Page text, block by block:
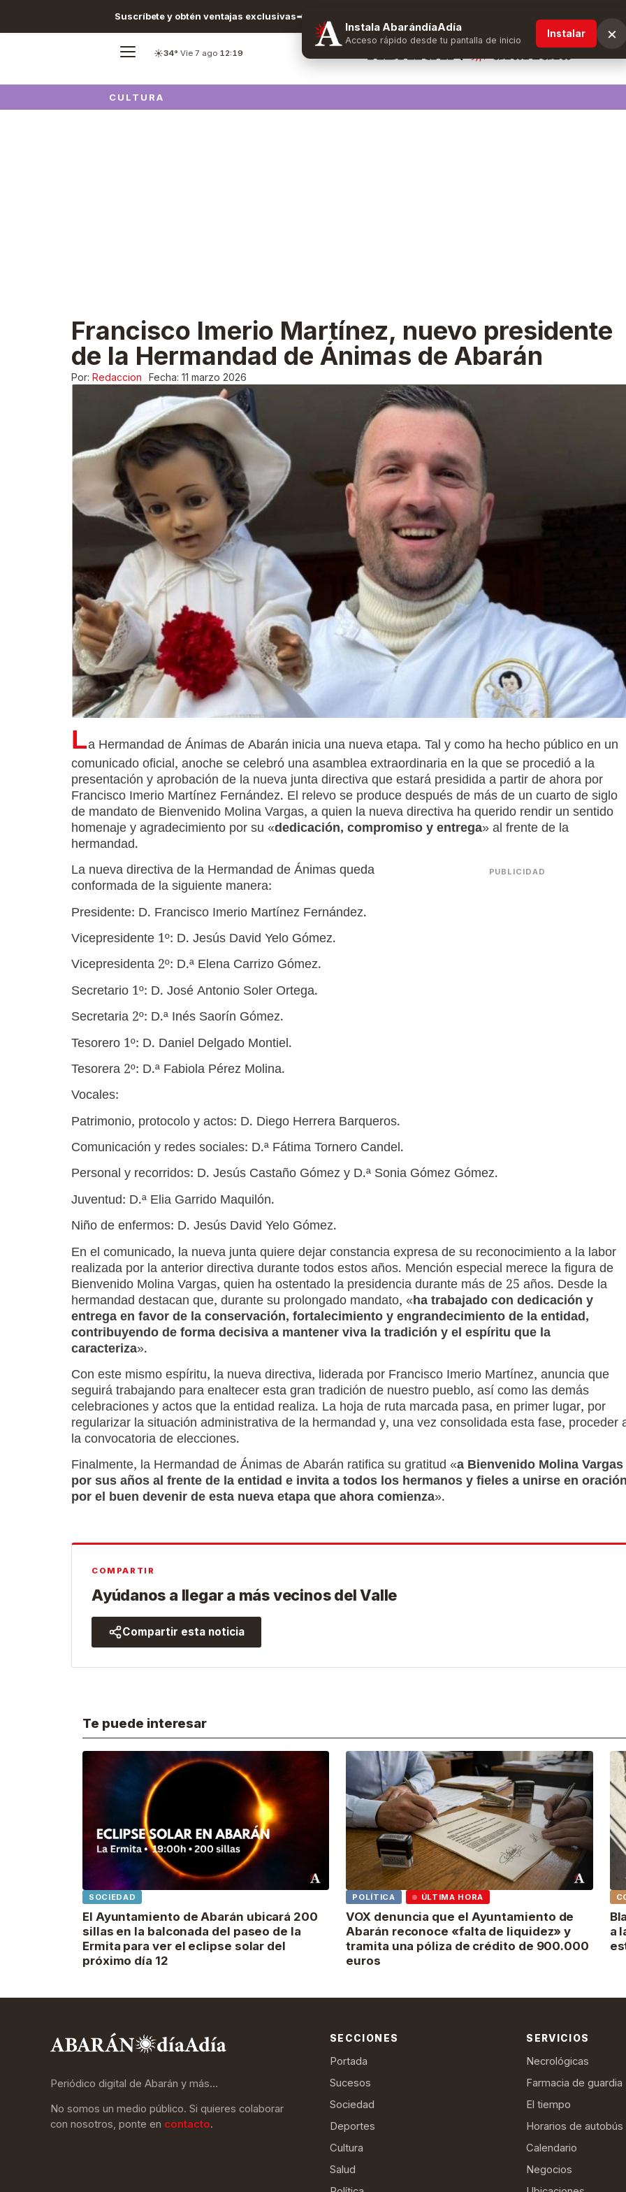
Suscríbete y obtén ventajas exclusivas
☀️34°·Vie 7 ago·12:19
CULTURA
Francisco Imerio Martínez, nuevo presidente
de la Hermandad de Ánimas de Abarán
Por: Redaccion Fecha: 11 marzo 2026
La Hermandad de Ánimas de Abarán inicia una nueva etapa. Tal y como ha hecho público en un
comunicado oficial, anoche se celebró una asamblea extraordinaria en la que se procedió a la
presentación y aprobación de la nueva junta directiva que estará presidida a partir de ahora por
Francisco Imerio Martínez Fernández. El relevo se produce después de más de un cuarto de siglo
de mandato de Bienvenido Molina Vargas, a quien la nueva directiva ha querido rendir un sentido
homenaje y agradecimiento por su «dedicación, compromiso y entrega» al frente de la
hermandad.
PUBLICIDAD
La nueva directiva de la Hermandad de Ánimas queda
conformada de la siguiente manera:
Presidente: D. Francisco Imerio Martínez Fernández.
Vicepresidente 1º: D. Jesús David Yelo Gómez.
Vicepresidenta 2º: D.ª Elena Carrizo Gómez.
Secretario 1º: D. José Antonio Soler Ortega.
Secretaria 2º: D.ª Inés Saorín Gómez.
Tesorero 1º: D. Daniel Delgado Montiel.
Tesorera 2º: D.ª Fabiola Pérez Molina.
Vocales:
Patrimonio, protocolo y actos: D. Diego Herrera Barqueros.
Comunicación y redes sociales: D.ª Fátima Tornero Candel.
Personal y recorridos: D. Jesús Castaño Gómez y D.ª Sonia Gómez Gómez.
Juventud: D.ª Elia Garrido Maquilón.
Niño de enfermos: D. Jesús David Yelo Gómez.
En el comunicado, la nueva junta quiere dejar constancia expresa de su reconocimiento a la labor
realizada por la anterior directiva durante todos estos años. Mención especial merece la figura de
Bienvenido Molina Vargas, quien ha ostentado la presidencia durante más de 25 años. Desde la
hermandad destacan que, durante su prolongado mandato, «ha trabajado con dedicación y
entrega en favor de la conservación, fortalecimiento y engrandecimiento de la entidad,
contribuyendo de forma decisiva a mantener viva la tradición y el espíritu que la
caracteriza».
Con este mismo espíritu, la nueva directiva, liderada por Francisco Imerio Martínez, anuncia que
seguirá trabajando para enaltecer esta gran tradición de nuestro pueblo, así como las demás
celebraciones y actos que la entidad realiza. La hoja de ruta marcada pasa, en primer lugar, por
regularizar la situación administrativa de la hermandad y, una vez consolidada esta fase, proceder
la convocatoria de elecciones.
Finalmente, la Hermandad de Ánimas de Abarán ratifica su gratitud «a Bienvenido Molina Vargas
por sus años al frente de la entidad e invita a todos los hermanos y fieles a unirse en
por el buen devenir de esta nueva etapa que ahora comienza».
COMPARTIR
Ayúdanos a llegar a más vecinos del Valle
Compartir esta noticia
Te puede interesar
SOCIEDAD
El Ayuntamiento de Abarán ubicará 200
sillas en la balconada del paseo de la
Ermita para ver el eclipse solar del
próximo día 12
POLÍTICA ÚLTIMA HORA
VOX denuncia que el Ayuntamiento de
Abarán reconoce «falta de liquidez» y
tramita una póliza de crédito de 900.000
euros
a
Periódico digital de Abarán y más…
No somos un medio público. Si quieres colaborar
con nosotros, ponte en contacto.
SECCIONES
Portada
Sucesos
Sociedad
Deportes
Cultura
Salud
SERVICIOS
Necrológicas
Farmacia de guardia
El tiempo
Horarios de autobús
Calendario
Negocios
Instala AbarándíaAdía
Acceso rápido desde tu pantalla de inicio
Instalar ×